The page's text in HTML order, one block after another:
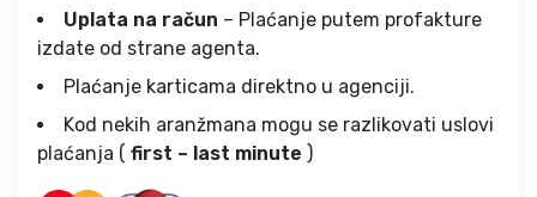
Uplata na račun – Plaćanje putem profakture
izdate od strane agenta.
Plaćanje karticama direktno u agenciji.
Kod nekih aranžmana mogu se razlikovati uslovi
plaćanja ( first – last minute )